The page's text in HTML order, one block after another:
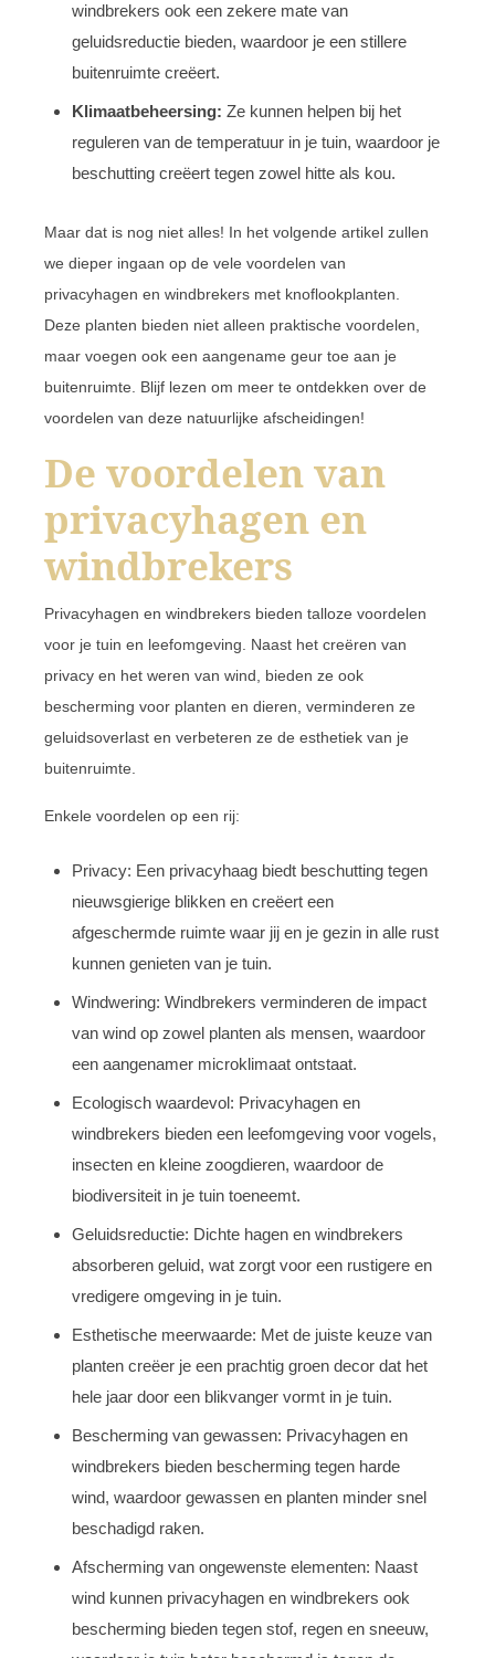
windbrekers ook een zekere mate van
geluidsreductie bieden, waardoor je een stillere
buitenruimte creëert.
Klimaatbeheersing: Ze kunnen helpen bij het
reguleren van de temperatuur in je tuin, waardoor je
beschutting creëert tegen zowel hitte als kou.
Maar dat is nog niet alles! In het volgende artikel zullen
we dieper ingaan op de vele voordelen van
privacyhagen en windbrekers met knoflookplanten.
Deze planten bieden niet alleen praktische voordelen,
maar voegen ook een aangename geur toe aan je
buitenruimte. Blijf lezen om meer te ontdekken over de
voordelen van deze natuurlijke afscheidingen!
De voordelen van
privacyhagen en
windbrekers
Privacyhagen en windbrekers bieden talloze voordelen
voor je tuin en leefomgeving. Naast het creëren van
privacy en het weren van wind, bieden ze ook
bescherming voor planten en dieren, verminderen ze
geluidsoverlast en verbeteren ze de esthetiek van je
buitenruimte.
Enkele voordelen op een rij:
Privacy: Een privacyhaag biedt beschutting tegen
nieuwsgierige blikken en creëert een
afgeschermde ruimte waar jij en je gezin in alle rust
kunnen genieten van je tuin.
Windwering: Windbrekers verminderen de impact
van wind op zowel planten als mensen, waardoor
een aangenamer microklimaat ontstaat.
Ecologisch waardevol: Privacyhagen en
windbrekers bieden een leefomgeving voor vogels,
insecten en kleine zoogdieren, waardoor de
biodiversiteit in je tuin toeneemt.
Geluidsreductie: Dichte hagen en windbrekers
absorberen geluid, wat zorgt voor een rustigere en
vredigere omgeving in je tuin.
Esthetische meerwaarde: Met de juiste keuze van
planten creëer je een prachtig groen decor dat het
hele jaar door een blikvanger vormt in je tuin.
Bescherming van gewassen: Privacyhagen en
windbrekers bieden bescherming tegen harde
wind, waardoor gewassen en planten minder snel
beschadigd raken.
Afscherming van ongewenste elementen: Naast
wind kunnen privacyhagen en windbrekers ook
bescherming bieden tegen stof, regen en sneeuw,